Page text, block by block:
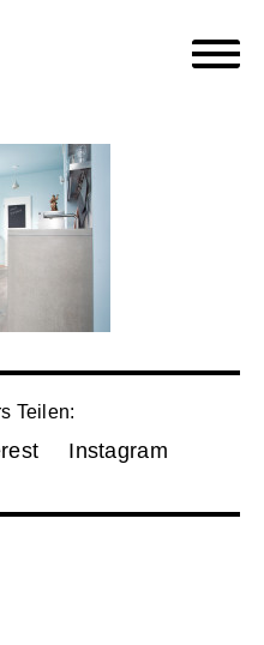
Teilen:
Instagram